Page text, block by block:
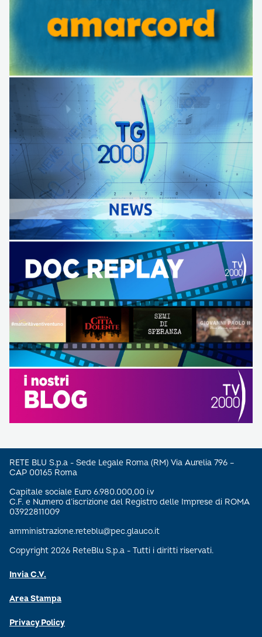
RETE BLU S.p.a - Sede Legale Roma (RM) Via Aurelia 796 –
CAP 00165 Roma
Capitale sociale Euro 6.980.000,00 i.v
C.F. e Numero d’iscrizione del Registro delle Imprese di ROMA
03922811009
amministrazione.reteblu@pec.glauco.it
Copyright 2026 ReteBlu S.p.a - Tutti i diritti riservati.
Invia C.V.
Area Stampa
Privacy Policy